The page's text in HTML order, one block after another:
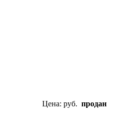
Цена: руб. продан